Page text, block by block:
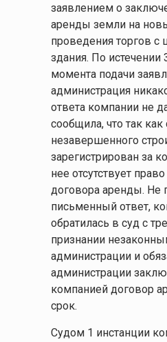
заявлением о
аренды земли на
проведения торгов с
здания. По истечении
момента подачи
администрация
ответа компании не
сообщила, что так как
незавершенного
зарегистрирован за
нее отсутствует
договора аренды. Не
письменный ответ,
обратилась в суд с
признании
администрации и
администрации
компанией договор
срок.
Судом 1 инстанции